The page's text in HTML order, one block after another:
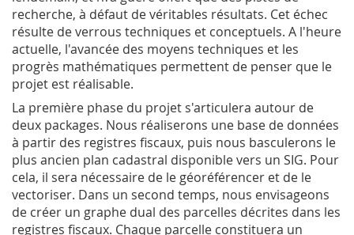
recherche, à défaut de véritables résultats. Cet échec
résulte de verrous techniques et conceptuels. A l'heure
actuelle, l'avancée des moyens techniques et les
progrès mathématiques permettent de penser que le
projet est réalisable.
La première phase du projet s'articulera autour de
deux packages. Nous réaliserons une base de données
à partir des registres fiscaux, puis nous basculerons le
plus ancien plan cadastral disponible vers un SIG. Pour
cela, il sera nécessaire de le géoréférencer et de le
vectoriser. Dans un second temps, nous envisageons
de créer un graphe dual des parcelles décrites dans les
registres fiscaux. Chaque parcelle constituera un